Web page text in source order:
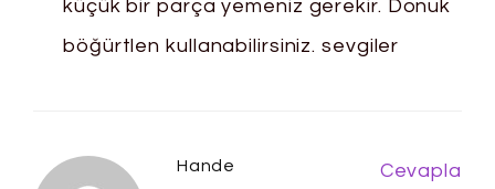
küçük bir parça yemeniz gerekir. Donuk
böğürtlen kullanabilirsiniz. sevgiler
Hande Cevapla